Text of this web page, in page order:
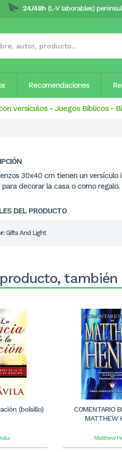
24/48h (L-V laborables)
Recomendaciones
versículos- Juegos Bíblicos-
30x40 cm tienen un versículo
para decorar la casa o como regalo.
DEL PRODUCTO
Gifts And Light
también
(bolsillo)
COMENTARIO
MATTHEW
Matthew